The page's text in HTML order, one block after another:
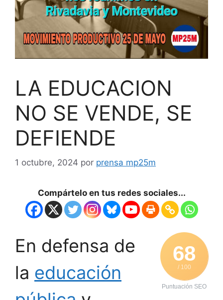
LA EDUCACION
NO SE VENDE, SE
DEFIENDE
1 octubre, 2024 por prensa mp25m
Compártelo en tus redes sociales...
68
/ 100
Puntuación SEO
En defensa de
la educación